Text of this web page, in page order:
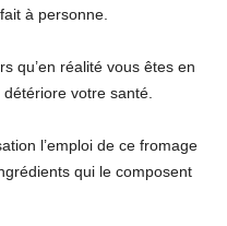
à personne.
qu’en réalité vous êtes en
votre santé.
l’emploi de ce fromage
qui le composent